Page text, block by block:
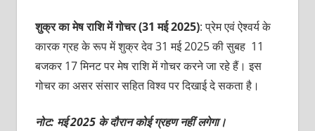
शुक्र का मेष राशि में गोचर (31 मई 2025): प्रेम एवं ऐश्वर्य के
कारक ग्रह के रूप में शुक्र देव 31 मई 2025 की सुबह 11
बजकर 17 मिनट पर मेष राशि में गोचर करने जा रहे हैं। इस
गोचर का असर संसार सहित विश्व पर दिखाई दे सकता है।
नोट: मई 2025 के दौरान कोई ग्रहण नहीं लगेगा।